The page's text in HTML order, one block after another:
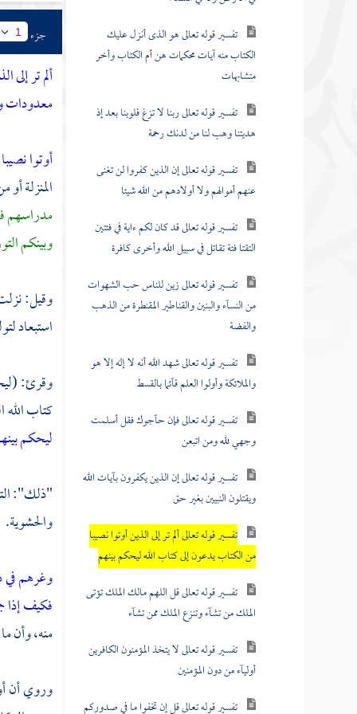
تفسير قوله تعالى هو الذى أنزل عليك
الكتاب منه آيات محكمات هن أم الكتاب وأخر
متشابهات
تفسير قوله تعالى ربنا لا تزغ قلوبنا بعد إذ
هديتنا وهب لنا من لدنك رحمة
تفسير قوله تعالى إن الذين كفروا لن تغنى
عنهم أموالهم ولا أولادهم من الله شيئا
تفسير قوله تعالى قد كان لكم ءاية في فئتين
التقتا فئة تقاتل في سبيل الله وأخرى كافرة
تفسير قوله تعالى زين للناس حب الشهوات
من النسآء والبنين والقناطير المقنطرة من الذهب
والفضة
تفسير قوله تعالى شهد الله أنه لا إله إلا هو
والملائكة وأولوا العلم قآئما بالقسط
تفسير قوله تعالى فإن حآجوك فقل أسلمت
وجهي لله ومن اتبعن
تفسير قوله تعالى إن الذين يكفرون بآيات الله
ويقتلون النبيين بغير حق
تفسير قوله تعالى ألم تر إلى الذين أوتوا نصيبا
من الكتاب يدعون إلى كتاب الله ليحكم بينهم
تفسير قوله تعالى قل اللهم مالك الملك تؤتى
الملك من تشآء وتنزع الملك ممن تشآء
تفسير قوله تعالى لا يتخذ المؤمنون الكافرين
أوليآء من دون المؤمنين
تفسير قوله تعالى قل إن تخفوا ما في صدوركم
جزء 1
ألم تر
معدودات
أوتوا
المنزلة
مدراسهم
وبينكم
وقيل:
استبعاد
وقرئ:
كتاب
ليحكم
"ذلك":
والحشوية.
وغرهم في
فكيف إذا
منه، وأن
وروي أن